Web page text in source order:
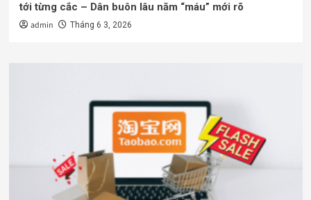
tới từng cắc – Dân buôn lâu năm “máu” mới rõ
admin Tháng 6 3, 2026